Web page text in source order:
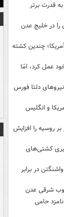
قدرت برتر
در خلیج عدن
چندین کشته
عمل کرد، امّا
دلتا فورس
و انگلیس
بر روسیه را افزایش
کشتی‌های
در برابر
شرقی عدن
حامی